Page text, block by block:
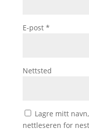
E-post *
Nettsted
Lagre mitt
nettleseren for